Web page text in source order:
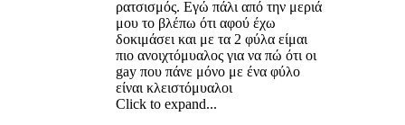
ρατσισμός. Εγώ πάλι από την μεριά
μου το βλέπω ότι αφού έχω
δοκιμάσει και με τα 2 φύλα είμαι
πιο ανοιχτόμυαλος για να πώ ότι οι
gay που πάνε μόνο με ένα φύλο
είναι κλειστόμυαλοι
Click to expand...